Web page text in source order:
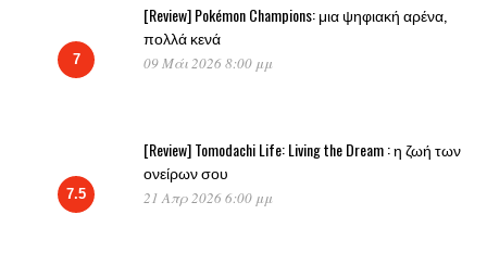
7
[Review] Pokémon Champions: μια ψηφιακή αρένα,
πολλά κενά
09 Μάι 2026 8:00 μμ
7.5
[Review] Tomodachi Life: Living the Dream : η ζωή των
ονείρων σου
21 Απρ 2026 6:00 μμ